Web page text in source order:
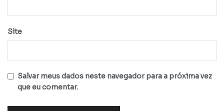
Site
Salvar meus dados neste navegador para a próxima vez
que eu comentar.